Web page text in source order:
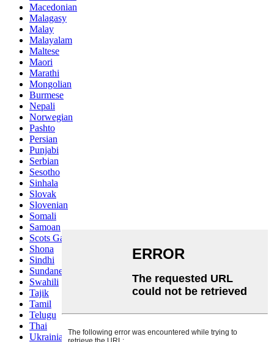
Macedonian
Malagasy
Malay
Malayalam
Maltese
Maori
Marathi
Mongolian
Burmese
Nepali
Norwegian
Pashto
Persian
Punjabi
Serbian
Sesotho
Sinhala
Slovak
Slovenian
Somali
Samoan
Scots Gaelic
Shona
Sindhi
Sundanese
Swahili
Tajik
Tamil
Telugu
Thai
Ukrainian